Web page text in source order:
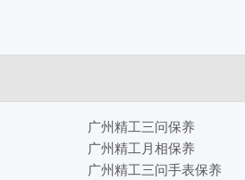
广州精工三问保养
广州精工月相保养
广州精工三问手表保养